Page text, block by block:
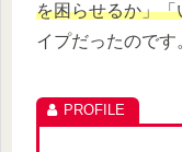
を困らせるか」
イプだったのです